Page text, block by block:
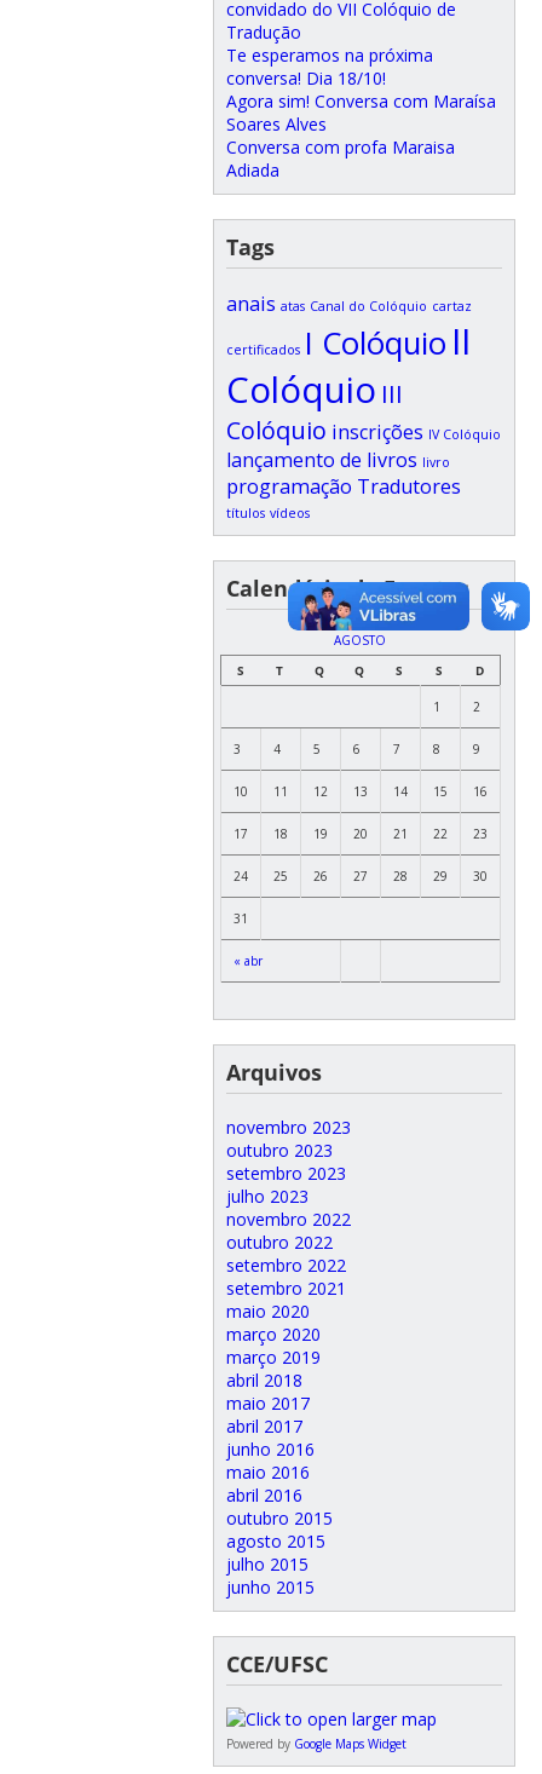
convidado do VII Colóquio de
Tradução
Te esperamos na próxima
conversa! Dia 18/10!
Agora sim! Conversa com Maraísa
Soares Alves
Conversa com profa Maraisa
Adiada
Tags
anais atas Canal do Colóquio cartaz
certificados I Colóquio II
Colóquio III
Colóquio inscrições IV Colóquio
lançamento de livros livro
programação Tradutores
títulos vídeos
Calendário de Eventos
AGOSTO
S
T Q Q S S D
« abr
1 2
3 4 5 6 7 8 9
10 11 12 13 14 15 16
17 18 19 20 21 22 23
24 25 26 27 28 29 30
31
Arquivos
novembro 2023
outubro 2023
setembro 2023
julho 2023
novembro 2022
outubro 2022
setembro 2022
setembro 2021
maio 2020
março 2020
março 2019
abril 2018
maio 2017
abril 2017
junho 2016
maio 2016
abril 2016
outubro 2015
agosto 2015
julho 2015
junho 2015
CCE/UFSC
Powered by Google Maps Widget